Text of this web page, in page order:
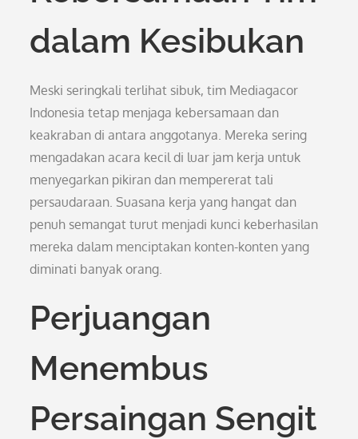
dalam Kesibukan
Meski seringkali terlihat sibuk, tim Mediagacor
Indonesia tetap menjaga kebersamaan dan
keakraban di antara anggotanya. Mereka sering
mengadakan acara kecil di luar jam kerja untuk
menyegarkan pikiran dan mempererat tali
persaudaraan. Suasana kerja yang hangat dan
penuh semangat turut menjadi kunci keberhasilan
mereka dalam menciptakan konten-konten yang
diminati banyak orang.
Perjuangan
Menembus
Persaingan Sengit